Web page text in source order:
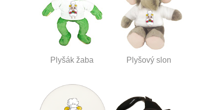
Plyšák žaba Plyšový slon